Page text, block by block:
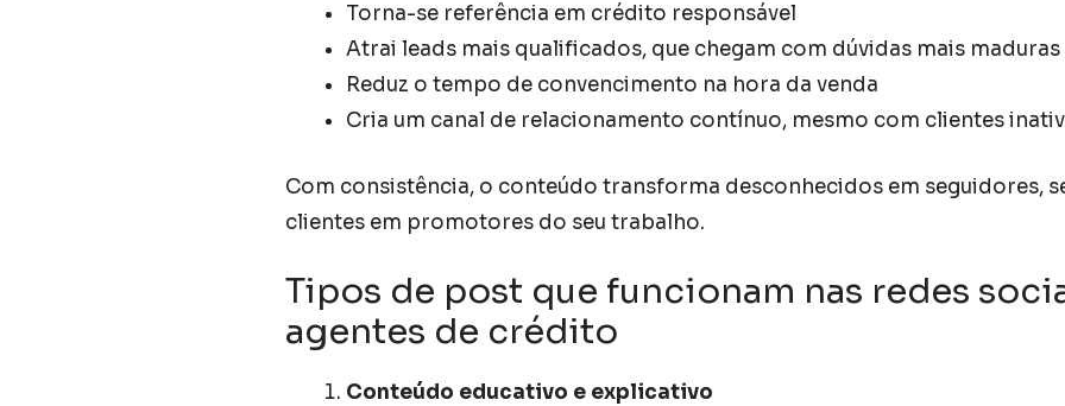
Torna-se referência em crédito responsável
Atrai leads mais qualificados, que chegam com dúvidas mais maduras
Reduz o tempo de convencimento na hora da venda
Cria um canal de relacionamento contínuo, mesmo com clientes
Com consistência, o conteúdo transforma desconhecidos em seguidores,
clientes em promotores do seu trabalho.
Tipos de post que funcionam nas redes
agentes de crédito
Conteúdo educativo e explicativo